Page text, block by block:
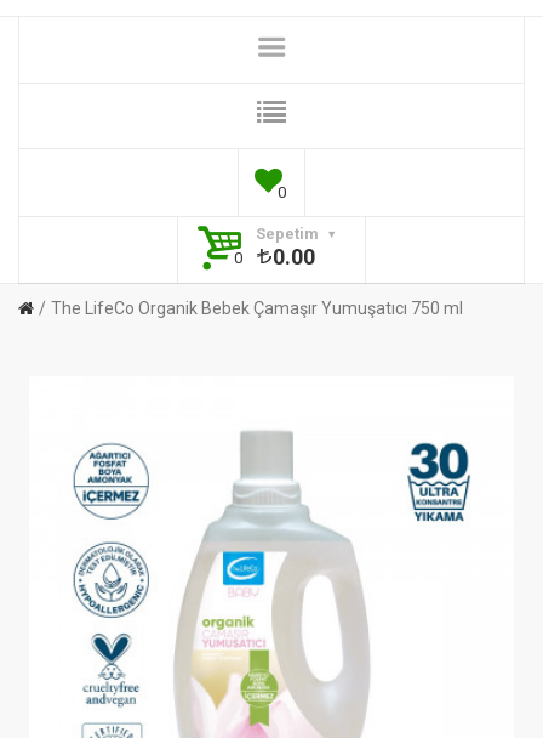
0
Sepetim
0
0.00
The LifeCo Organik Bebek Çamaşır Yumuşatıcı 750 ml